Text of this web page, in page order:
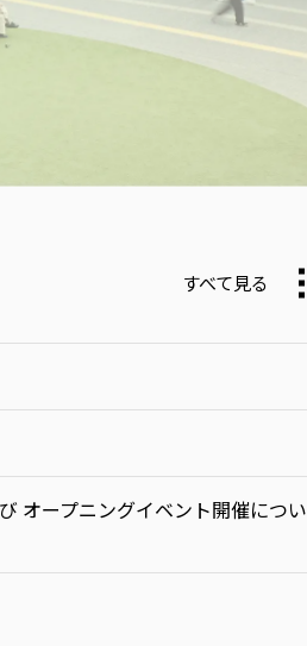
すべて見る
オープニングイベント開催につい